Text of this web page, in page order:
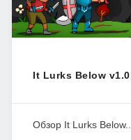
It Lurks Below
Обзор It Lurks Below...